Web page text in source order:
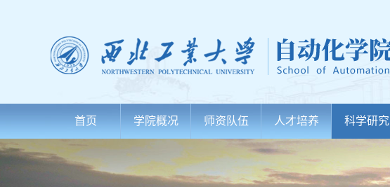
首页 学院概况 师资队伍 人才培养 科学研究